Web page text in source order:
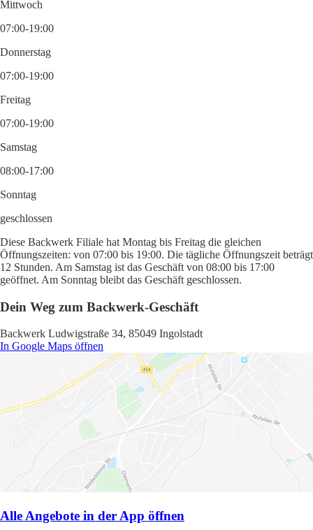
Mittwoch
07:00-19:00
Donnerstag
07:00-19:00
Freitag
07:00-19:00
Samstag
08:00-17:00
Sonntag
geschlossen
Diese Backwerk Filiale hat Montag bis Freitag die gleichen
Öffnungszeiten: von 07:00 bis 19:00. Die tägliche Öffnungszeit beträgt
12 Stunden. Am Samstag ist das Geschäft von 08:00 bis 17:00
geöffnet. Am Sonntag bleibt das Geschäft geschlossen.
Dein Weg zum Backwerk-Geschäft
Backwerk Ludwigstraße 34, 85049 Ingolstadt
In Google Maps öffnen
Alle Angebote in der App öffnen